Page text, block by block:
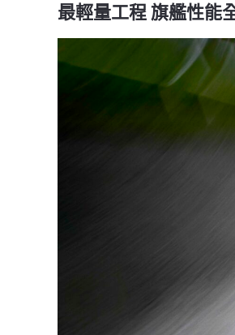
最輕量工程 旗艦性能